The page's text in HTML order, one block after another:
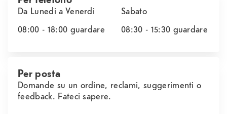
Da Lunedi a Venerdi
08:00 - 18:00 guardare
Sabato
08:30 - 15:30 guardare
Per posta
Domande su un ordine, reclami, suggerimenti o
feedback. Fateci sapere.